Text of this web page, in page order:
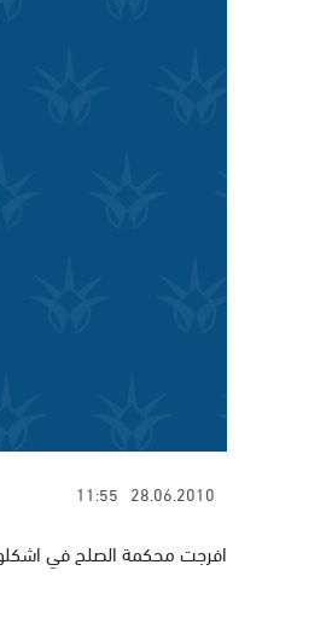
28.06.2010
11:55
افرجت محكمة الصلح في